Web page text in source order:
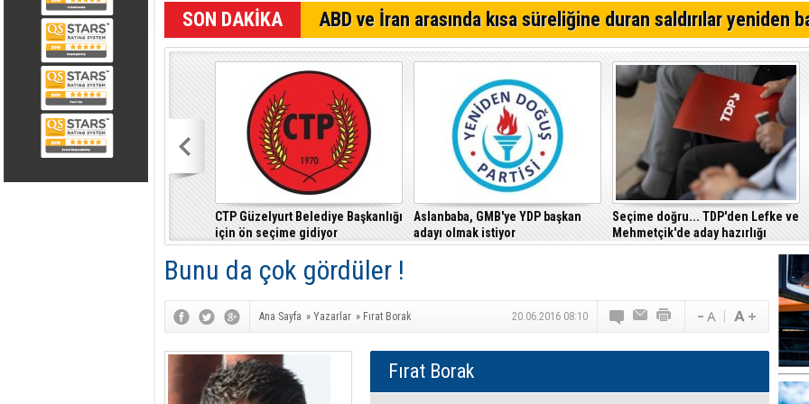
CTP, Cezaevi Disiplin Tüzüğü’nde yapılan değişiklikleri
Mahkemesi’ne taşıdı
Girne – Çamlıbel ana yolunda ölümlü kaza… Turan Obalı
SON DAKİKA ABD ve İran arasında kısa süreliğine duran saldırılar yeniden
CTP Güzelyurt Belediye Başkanlığı
için ön seçime gidiyor
Aslanbaba, GMB'ye YDP başkan
adayı olmak istiyor
Seçime doğru... TDP'den Lefke ve
Mehmetçik'de aday hazırlığı
Bunu da çok gördüler !
Ana Sayfa » Yazarlar » Fırat Borak 20.06.2016 08:10
Fırat Borak